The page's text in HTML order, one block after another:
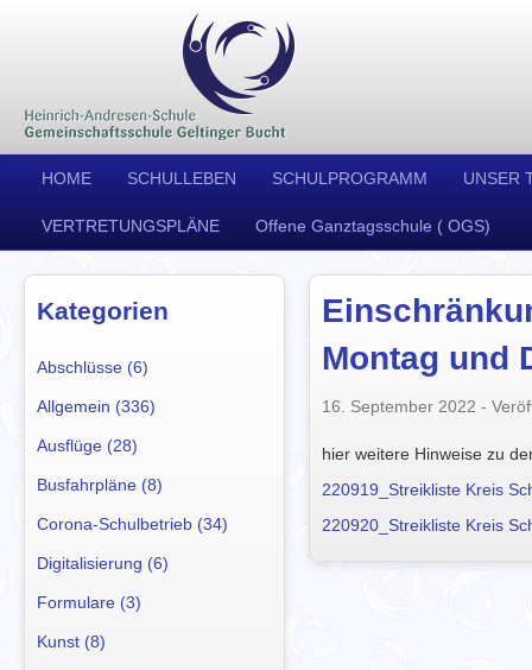
HOME SCHULLEBEN SCHULPROGRAMM UNSER
VERTRETUNGSPLÄNE Offene Ganztagsschule ( OGS)
Kategorien
Abschlüsse (6)
Allgemein (336)
Ausflüge (28)
Busfahrpläne (8)
Corona-Schulbetrieb (34)
Digitalisierung (6)
Formulare (3)
Kunst (8)
Montag und
16. September 2022 -
hier weitere Hinweise zu
220919_Streikliste Kreis
220920_Streikliste Kreis